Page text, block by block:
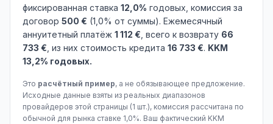
фиксированная ставка 12,0% годовых, комиссия за
договор 500 € (1,0% от суммы). Ежемесячный
аннуитетный платёж 1 112 € , всего к возврату 66
733 € , из них стоимость кредита 16 733 €. KKM
13,2% годовых.
Это расчётный пример, а не обязывающее предложение.
Исходные данные взяты из реальных диапазонов
провайдеров этой страницы (1 шт.), комиссия рассчитана по
обычной для рынка ставке 1,0%. Ваш фактический KKM